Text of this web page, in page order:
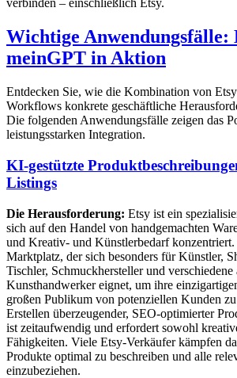
verbinden – einschließlich Etsy.
Wichtige Anwendungsfälle:
meinGPT in Aktion
Entdecken Sie, wie die Kombination von
Workflows konkrete geschäftliche
Die folgenden Anwendungsfälle zeigen das
leistungsstarken Integration.
KI-gestützte
Listings
Die Herausforderung: Etsy ist ein
sich auf den Handel von handgemachten
und Kreativ- und Künstlerbedarf
Marktplatz, der sich besonders für Künstler,
Tischler, Schmuckhersteller und verschiedene
Kunsthandwerker eignet, um ihre
großen Publikum von potenziellen Kunden
Erstellen überzeugender, SEO-optimierter
ist zeitaufwendig und erfordert sowohl
Fähigkeiten. Viele Etsy-Verkäufer kämpfen
Produkte optimal zu beschreiben und alle
einzubeziehen.